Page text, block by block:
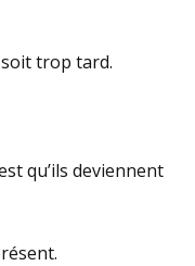
soit trop tard.
qu’ils deviennent